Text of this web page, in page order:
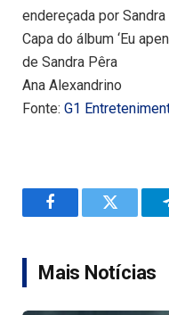
endereçada por
Capa do álbum ‘Eu
de Sandra Pêra
Ana Alexandrino
Fonte: G1
FacebookTwitter
Mais Notícias